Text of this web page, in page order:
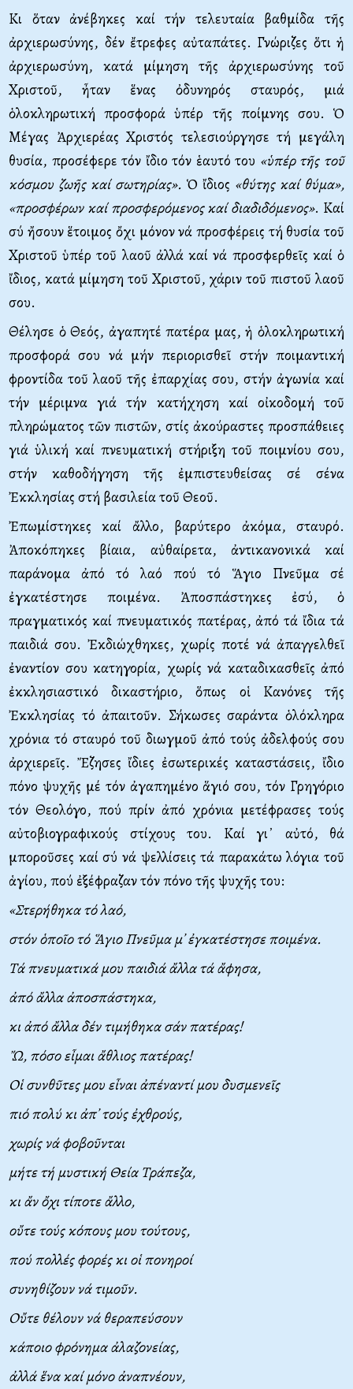
Κι ὅταν ἀνέβηκες καί τήν τελευταία βαθμίδα τῆς
ἀρχιερωσύνης, δέν ἔτρεφες αὐταπάτες. Γνώριζες ὅτι ἡ
ἀρχιερωσύνη, κατά μίμηση τῆς ἀρχιερωσύνης τοῦ
Χριστοῦ, ἦταν ἕνας ὀδυνηρός σταυρός, μιά
ὁλοκληρωτική προσφορά ὑπέρ τῆς ποίμνης σου. Ὁ
Μέγας Ἀρχιερέας Χριστός τελεσιούργησε τή μεγάλη
θυσία, προσέφερε τόν ἴδιο τόν ἑαυτό του «ὑπέρ τῆς τοῦ
κόσμου ζωῆς καί σωτηρίας». Ὁ ἴδιος «θύτης καί θύμα»,
«προσφέρων καί προσφερόμενος καί διαδιδόμενος». Καί
σύ ἤσουν ἕτοιμος ὄχι μόνον νά προσφέρεις τή θυσία τοῦ
Χριστοῦ ὑπέρ τοῦ λαοῦ ἀλλά καί νά προσφερθεῖς καί ὁ
ἴδιος, κατά μίμηση τοῦ Χριστοῦ, χάριν τοῦ πιστοῦ λαοῦ
σου.
Θέλησε ὁ Θεός, ἀγαπητέ πατέρα μας, ἡ ὁλοκληρωτική
προσφορά σου νά μήν περιορισθεῖ στήν ποιμαντική
φροντίδα τοῦ λαοῦ τῆς ἐπαρχίας σου, στήν ἀγωνία καί
τήν μέριμνα γιά τήν κατήχηση καί οἰκοδομή τοῦ
πληρώματος τῶν πιστῶν, στίς ἀκούραστες προσπάθειες
γιά ὑλική καί πνευματική στήριξη τοῦ ποιμνίου σου,
στήν καθοδήγηση τῆς ἐμπιστευθείσας σέ σένα
Ἐκκλησίας στή βασιλεία τοῦ Θεοῦ.
Ἐπωμίστηκες καί ἄλλο, βαρύτερο ἀκόμα, σταυρό.
Ἀποκόπηκες βίαια, αὐθαίρετα, ἀντικανονικά καί
παράνομα ἀπό τό λαό πού τό Ἅγιο Πνεῦμα σέ
ἐγκατέστησε ποιμένα. Ἀποσπάστηκες ἐσύ, ὁ
πραγματικός καί πνευματικός πατέρας, ἀπό τά ἴδια τά
παιδιά σου. Ἐκδιώχθηκες, χωρίς ποτέ νά ἀπαγγελθεῖ
ἐναντίον σου κατηγορία, χωρίς νά καταδικασθεῖς ἀπό
ἐκκλησιαστικό δικαστήριο, ὅπως οἱ Κανόνες τῆς
Ἐκκλησίας τό ἀπαιτοῦν. Σήκωσες σαράντα ὁλόκληρα
χρόνια τό σταυρό τοῦ διωγμοῦ ἀπό τούς ἀδελφούς σου
ἀρχιερεῖς. Ἔζησες ἴδιες ἐσωτερικές καταστάσεις, ἴδιο
πόνο ψυχῆς μέ τόν ἀγαπημένο ἅγιό σου, τόν Γρηγόριο
τόν Θεολόγο, πού πρίν ἀπό χρόνια μετέφρασες τούς
αὐτοβιογραφικούς στίχους του. Καί γι᾿ αὐτό, θά
μποροῦσες καί σύ νά ψελλίσεις τά παρακάτω λόγια τοῦ
ἁγίου, πού ἐξέφραζαν τόν πόνο τῆς ψυχῆς του:
«Στερήθηκα τό λαό,
στόν ὁποῖο τό Ἅγιο Πνεῦμα μ᾽ ἐγκατέστησε ποιμένα.
Tά πνευματικά μου παιδιά ἄλλα τά ἄφησα,
ἀπό ἄλλα ἀποσπάστηκα,
κι ἀπό ἄλλα δέν τιμήθηκα σάν πατέρας!
Ὤ, πόσο εἶμαι ἄθλιος πατέρας!
Oἱ συνθῦτες μου εἶναι ἀπέναντί μου δυσμενεῖς
πιό πολύ κι ἀπ᾽ τούς ἐχθρούς,
χωρίς νά φοβοῦνται
μήτε τή μυστική Θεία Tράπεζα,
κι ἄν ὄχι τίποτε ἄλλο,
οὔτε τούς κόπους μου τούτους,
πού πολλές φορές κι οἱ πονηροί
συνηθίζουν νά τιμοῦν.
Oὔτε θέλουν νά θεραπεύσουν
κάποιο φρόνημα ἀλαζονείας,
ἀλλά ἕνα καί μόνο ἀναπνέουν,